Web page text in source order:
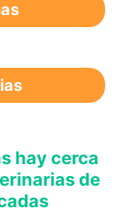
hay cerca
de